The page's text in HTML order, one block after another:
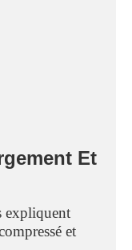
Et
expliquent
et